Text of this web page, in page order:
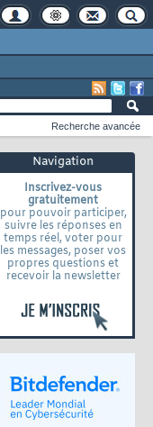
Navigation
Inscrivez-vous
gratuitement
pour pouvoir participer,
suivre les réponses en
temps réel, voter pour
les messages, poser vos
propres questions et
recevoir la newsletter
Recherche avancée